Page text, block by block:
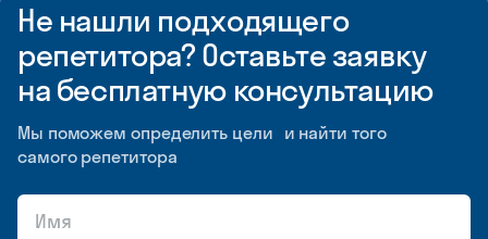
Не нашли подходящего
репетитора? Оставьте заявку
на бесплатную консультацию
Мы поможем определить цели и найти того
самого репетитора